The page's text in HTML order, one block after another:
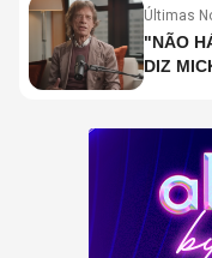
Últimas
"NÃO
DIZ